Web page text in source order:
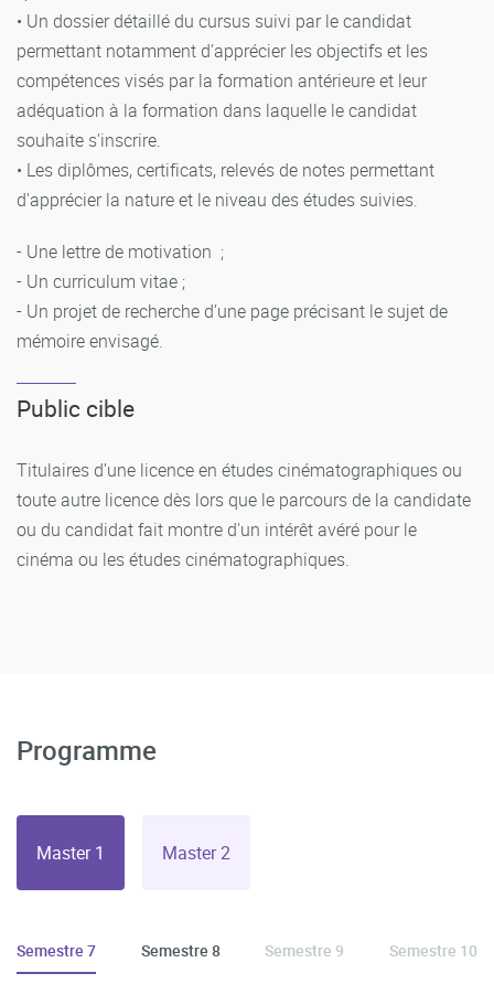
• Un dossier détaillé du cursus suivi par le candidat
permettant notamment d’apprécier les objectifs et les
compétences visés par la formation antérieure et leur
adéquation à la formation dans laquelle le candidat
souhaite s'inscrire.
• Les diplômes, certificats, relevés de notes permettant
d'apprécier la nature et le niveau des études suivies.
- Une lettre de motivation ;
- Un curriculum vitae ;
- Un projet de recherche d’une page précisant le sujet de
mémoire envisagé.
Public cible
Titulaires d’une licence en études cinématographiques ou
toute autre licence dès lors que le parcours de la candidate
ou du candidat fait montre d'un intérêt avéré pour le
cinéma ou les études cinématographiques.
Programme
Master 1 Master 2
Semestre 7 Semestre 8 Semestre 9 Semestre 10